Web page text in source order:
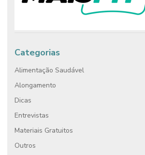
Categorias
Alimentação Saudável
Alongamento
Dicas
Entrevistas
Materiais Gratuitos
Outros